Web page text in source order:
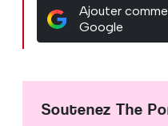
Ajouter
Google
Soutenez The